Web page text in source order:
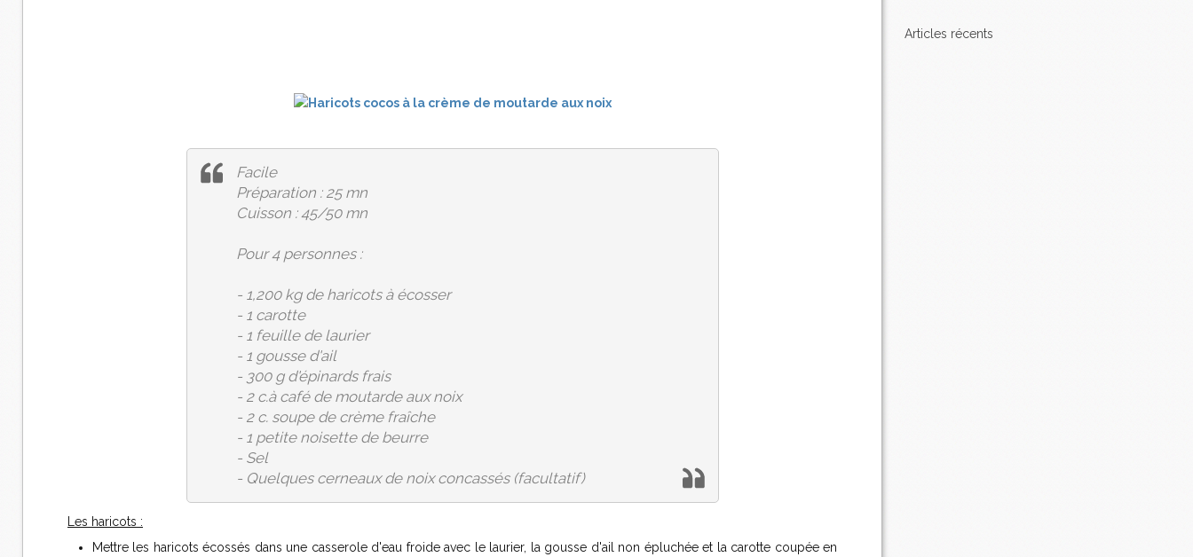
Facile
Préparation : 25 mn
Cuisson : 45/50 mn
Pour 4 personnes :
- 1,200 kg de haricots à écosser
- 1 carotte
- 1 feuille de laurier
- 1 gousse d'ail
- 300 g d'épinards frais
- 2 c.à café de moutarde aux noix
- 2 c. soupe de crème fraîche
- 1 petite noisette de beurre
- Sel
- Quelques cerneaux de noix concassés (facultatif)
Les haricots :
Mettre les haricots écossés dans une casserole d'eau froide avec le laurier, la gousse d'ail non épluchée et la carotte coupée en
articles récents